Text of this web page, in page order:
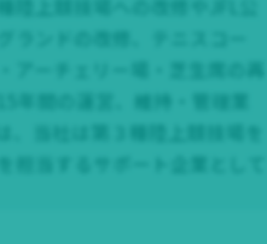
陸上競技場への改修やJFL公
ランドの改修、テニスコー
年間の運営、維持・管理業
当社は第３種陸上競技場を
担当するサポート企業として